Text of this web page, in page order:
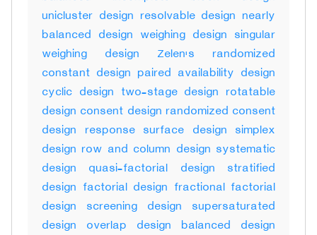
unicluster design resolvable design nearly
balanced design weighing design singular
weighing design Zelen's randomized
constant design paired availability design
cyclic design two-stage design rotatable
design consent design randomized consent
design response surface design simplex
design row and column design systematic
design quasi-factorial design stratified
design factorial design fractional factorial
design screening design supersaturated
design overlap design balanced design